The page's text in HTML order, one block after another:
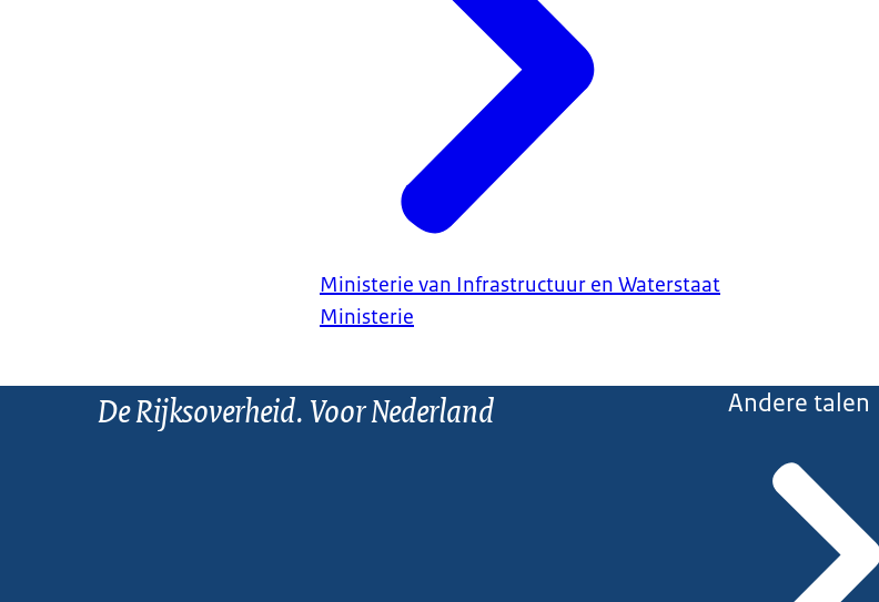
Ministerie van Infrastructuur en Waterstaat
Ministerie
De Rijksoverheid. Voor Nederland Andere talen